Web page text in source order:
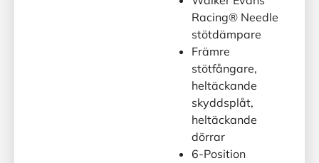
Racing® Needle
stötdämpare
Främre
stötfångare,
heltäckande
skyddsplåt,
heltäckande
dörrar
6-Position